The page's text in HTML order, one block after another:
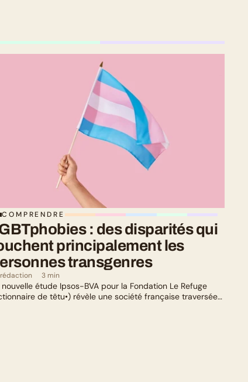
COMPRENDRE
: des disparités qui
principalement les
transgenres
3 min
nouvelle étude Ipsos-BVA pour la Fondation Le Refuge
de têtu•) révèle une société française traversée